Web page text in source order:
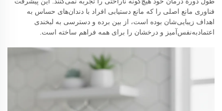
فناوری مانع اصلی را که مانع دستیابی افراد با دندان‌های حساس به
اهداف زیبایی‌شان بوده است، از بین برده و دسترسی به لبخندی
اعتمادبه‌نفس‌آمیز و درخشان را برای همه فراهم ساخته است.